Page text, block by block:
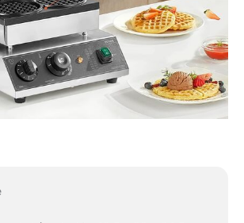
croustillantes à l'extérieur
et moelleuses à
l'intérieur, vous
attendent.